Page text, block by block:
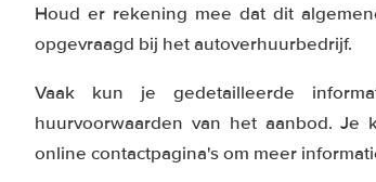
Houd er rekening mee dat dit
opgevraagd bij het autoverhuurbedrijf.
Vaak kun je gedetailleerde
huurvoorwaarden van het aanbod. Je
online contactpagina's om meer